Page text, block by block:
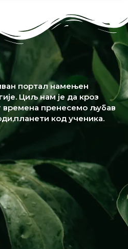
портал намењен
Циљ нам је да кроз
времена пренесемо љубав
код ученика.